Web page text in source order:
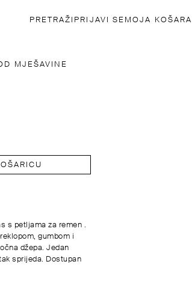
PRETRAŽI PRIJAVI SE MOJA KOŠARA
MJEŠAVINE
s petljama za remen .
gumbom i
džepa. Jedan
sprijeda. Dostupan